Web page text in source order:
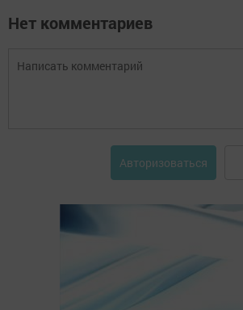
Нет комментариев
Авторизоваться